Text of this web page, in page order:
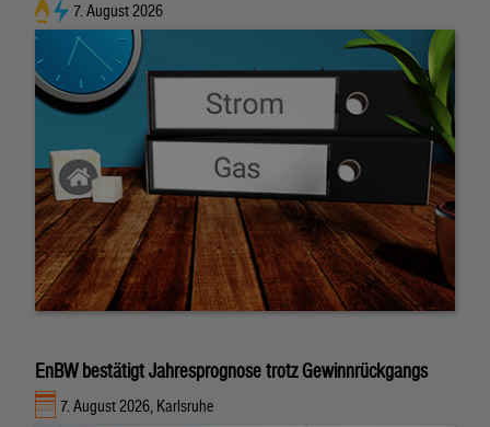
7. August 2026
EnBW bestätigt Jahresprognose trotz Gewinnrückgangs
7. August 2026, Karlsruhe